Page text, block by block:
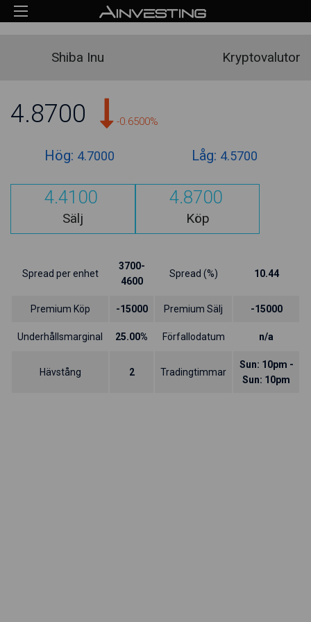
Shiba Inu Kryptovalutor
4.8700 -0.6500%
Hög: 4.7000 Låg: 4.5700
4.4100
Sälj
4.8700
Köp
Spread per enhet
3700-
4600
Spread (%) 10.44
Premium Köp -15000 Premium Sälj -15000
Underhållsmarginal 25.00% Förfallodatum n/a
Hävstång 2 Tradingtimmar
Sun: 10pm -
Sun: 10pm